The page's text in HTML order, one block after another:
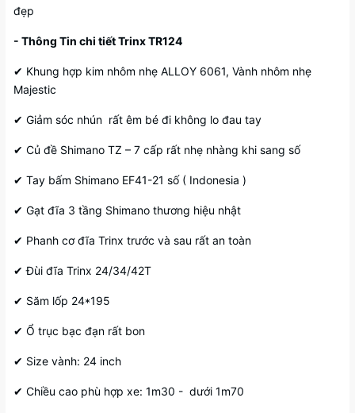
đẹp
- Thông Tin chi tiết Trinx TR124
✔ Khung hợp kim nhôm nhẹ ALLOY 6061, Vành nhôm nhẹ
Majestic
✔ Giảm sóc nhún rất êm bé đi không lo đau tay
✔ Củ đề Shimano TZ – 7 cấp rất nhẹ nhàng khi sang số
✔ Tay bấm Shimano EF41-21 số ( Indonesia )
✔ Gạt đĩa 3 tầng Shimano thương hiệu nhật
✔ Phanh cơ đĩa Trinx trước và sau rất an toàn
✔ Đùi đĩa Trinx 24/34/42T
✔ Săm lốp 24*195
✔ Ổ trục bạc đạn rất bon
✔ Size vành: 24 inch
✔ Chiều cao phù hợp xe: 1m30 - dưới 1m70